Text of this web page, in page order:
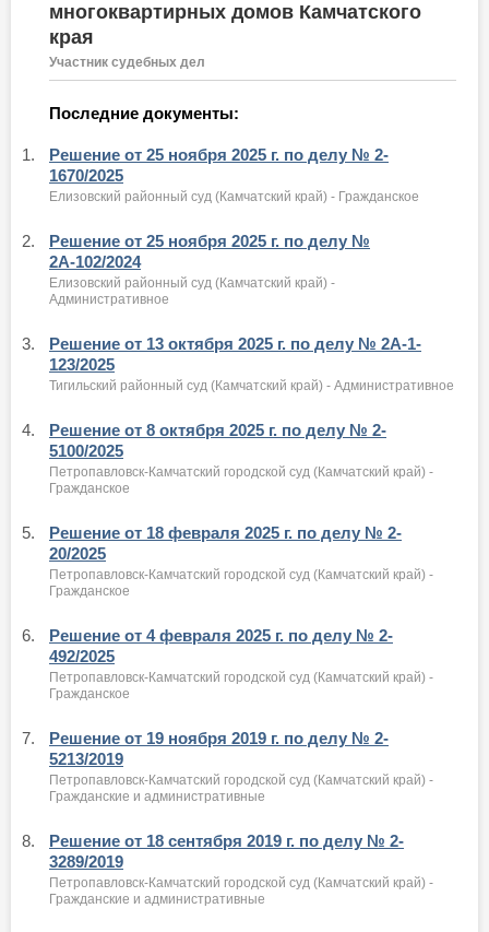
многоквартирных домов Камчатского
края
Участник судебных дел
Последние документы:
1.
Решение от 25 ноября 2025 г. по делу № 2-
1670/2025
Елизовский районный суд (Камчатский край) - Гражданское
2.
Решение от 25 ноября 2025 г. по делу №
2А-102/2024
Елизовский районный суд (Камчатский край) -
Административное
3.
Решение от 13 октября 2025 г. по делу № 2А-1-
123/2025
Тигильский районный суд (Камчатский край) - Административное
4.
Решение от 8 октября 2025 г. по делу № 2-
5100/2025
Петропавловск-Камчатский городской суд (Камчатский край) -
Гражданское
5.
Решение от 18 февраля 2025 г. по делу № 2-
20/2025
Петропавловск-Камчатский городской суд (Камчатский край) -
Гражданское
6.
Решение от 4 февраля 2025 г. по делу № 2-
492/2025
Петропавловск-Камчатский городской суд (Камчатский край) -
Гражданское
7.
Решение от 19 ноября 2019 г. по делу № 2-
5213/2019
Петропавловск-Камчатский городской суд (Камчатский край) -
Гражданские и административные
8.
Решение от 18 сентября 2019 г. по делу № 2-
3289/2019
Петропавловск-Камчатский городской суд (Камчатский край) -
Гражданские и административные